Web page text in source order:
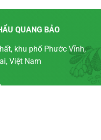
QUANG BẢO
khu phố Phước Vĩnh,
Việt Nam